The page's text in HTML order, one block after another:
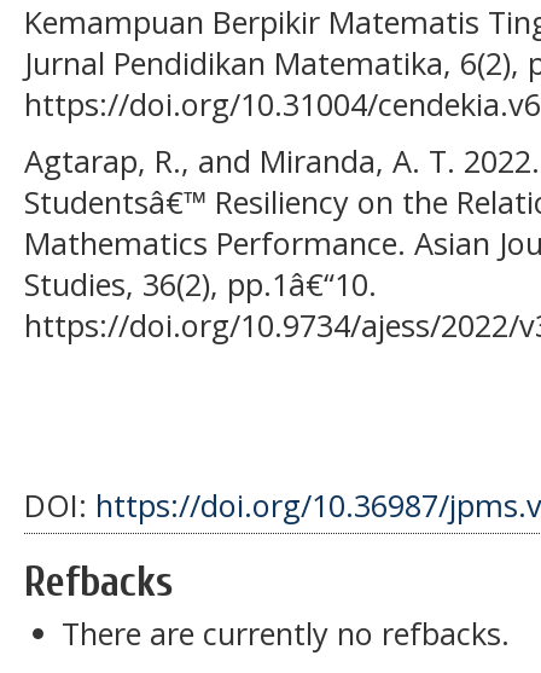
Kemampuan Berpikir Matematis
Jurnal Pendidikan Matematika, 6(2),
https://doi.org/10.31004/
Agtarap, R., and Miranda, A. T.
Studentsâ€™ Resiliency on the
Mathematics Performance. Asian
Studies, 36(2), pp.1â€“10.
https://doi.org/10.9734/ajess/2022/
DOI: https://doi.org/10.36987/
Refbacks
There are currently no refbacks.